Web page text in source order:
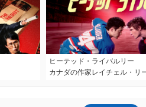
ヒーテッド・ライバルリー
カナダの作家レイチェル・リ